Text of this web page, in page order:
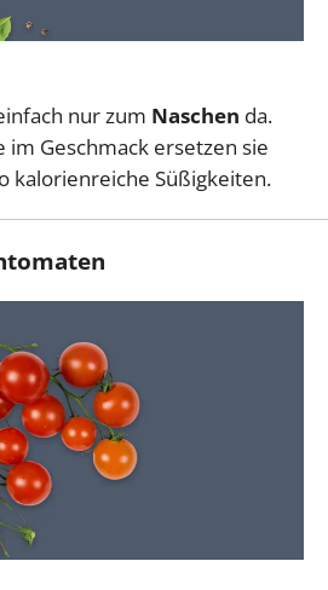
nur zum Naschen da.
im Geschmack ersetzen sie
kalorienreiche Süßigkeiten.